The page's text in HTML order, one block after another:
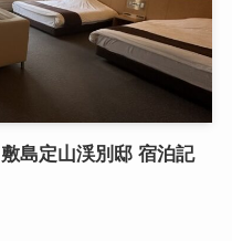
島定山渓別邸 宿泊記